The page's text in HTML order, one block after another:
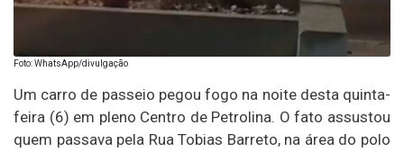
Foto: WhatsApp/divulgação
Um carro de passeio pegou fogo na noite desta quinta-
feira (6) em pleno Centro de Petrolina. O fato assustou
quem passava pela Rua Tobias Barreto, na área do polo